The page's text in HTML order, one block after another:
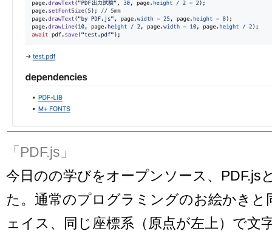
「PDF.js」
今日のの学びをオープンソース、PDF.js
た。通常のプログラミングのお絵かきと
ェイス、同じ座標系（原点が左上）で文